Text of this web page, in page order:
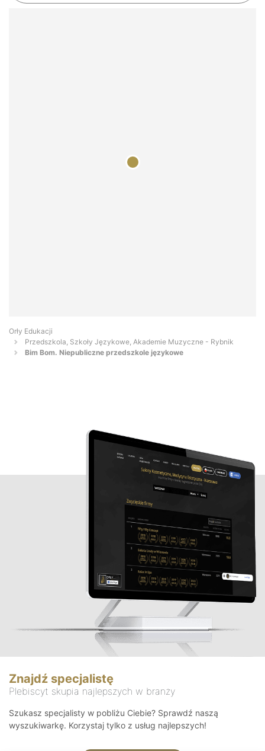
Orły Edukacji
Przedszkola, Szkoły Językowe, Akademie Muzyczne - Rybnik
Bim Bom. Niepubliczne przedszkole językowe
Znajdź specjalistę
Plebiscyt skupia najlepszych w branży
Szukasz specjalisty w pobliżu Ciebie? Sprawdź naszą
wyszukiwarkę. Korzystaj tylko z usług najlepszych!